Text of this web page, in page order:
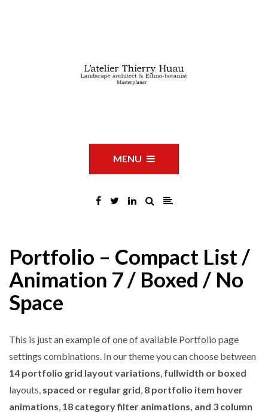
MENU
Portfolio – Compact List /
Animation 7 / Boxed / No
Space
This is just an example of one of available Portfolio page
settings combinations. In our theme you can choose between
14 portfolio grid layout variations, fullwidth or boxed
layouts, spaced or regular grid, 8 portfolio item hover
animations, 18 category filter animations, and 3 column